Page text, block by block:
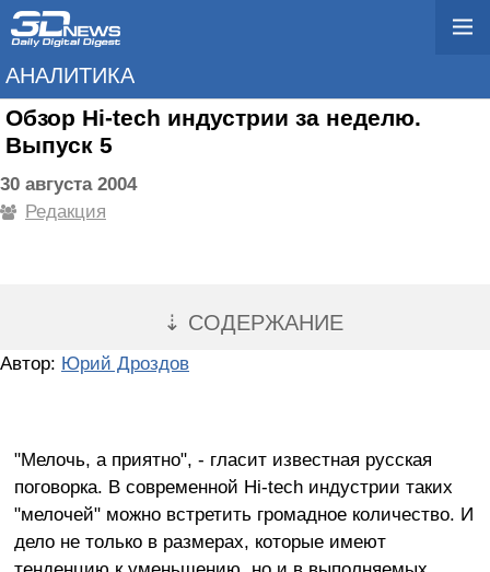
АНАЛИТИКА
Обзор Hi-tech индустрии за неделю.
Выпуск 5
30 августа 2004
Редакция
⇣ СОДЕРЖАНИЕ
Автор: Юрий Дроздов
"Мелочь, а приятно", - гласит известная русская
поговорка. В современной Hi-tech индустрии таких
"мелочей" можно встретить громадное количество. И
дело не только в размерах, которые имеют